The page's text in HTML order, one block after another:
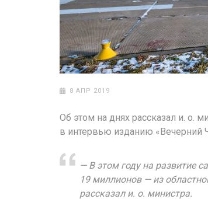
8 АПР 2019
Об этом на днях рассказал и. о.
в интервью изданию «Вечерний
— В этом году на развитие
19 миллионов — из
рассказал и. о. министра.